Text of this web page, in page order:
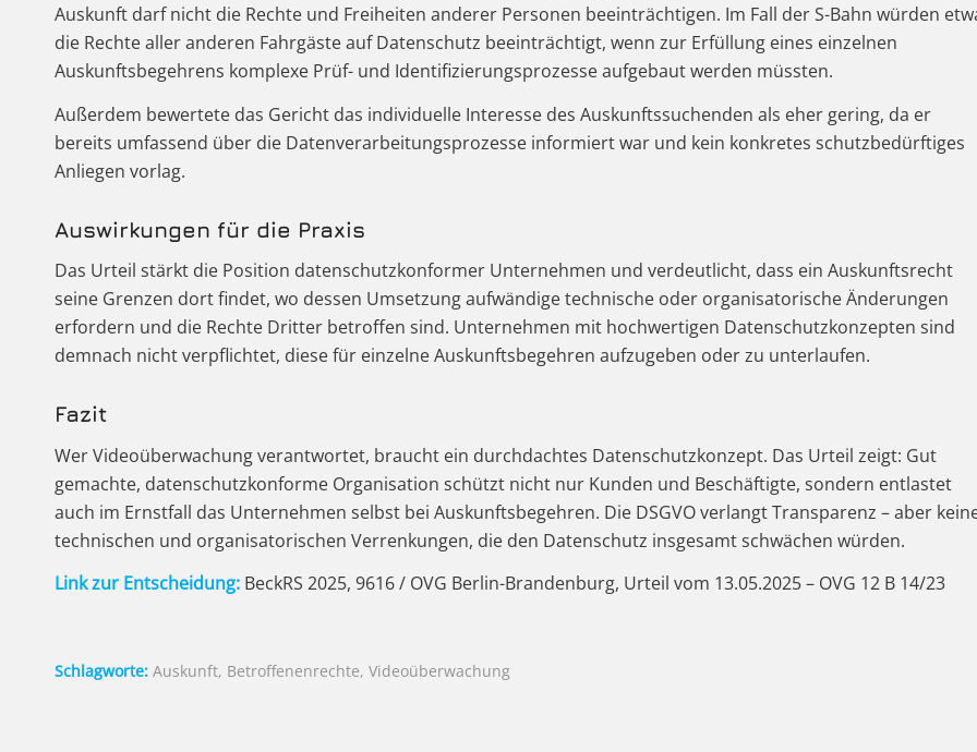
Auskunft darf nicht die Rechte und Freiheiten anderer Personen beeinträchtigen. Im Fall der S-Bahn würden
die Rechte aller anderen Fahrgäste auf Datenschutz beeinträchtigt, wenn zur Erfüllung eines einzelnen
Auskunftsbegehrens komplexe Prüf- und Identifizierungsprozesse aufgebaut werden müssten.
Außerdem bewertete das Gericht das individuelle Interesse des Auskunftssuchenden als eher gering, da er
bereits umfassend über die Datenverarbeitungsprozesse informiert war und kein konkretes schutzbedürftiges
Anliegen vorlag.
Auswirkungen für die Praxis
Das Urteil stärkt die Position datenschutzkonformer Unternehmen und verdeutlicht, dass ein Auskunftsrecht
seine Grenzen dort findet, wo dessen Umsetzung aufwändige technische oder organisatorische Änderungen
erfordern und die Rechte Dritter betroffen sind. Unternehmen mit hochwertigen Datenschutzkonzepten sind
demnach nicht verpflichtet, diese für einzelne Auskunftsbegehren aufzugeben oder zu unterlaufen.
Fazit
Wer Videoüberwachung verantwortet, braucht ein durchdachtes Datenschutzkonzept. Das Urteil zeigt: Gut
gemachte, datenschutzkonforme Organisation schützt nicht nur Kunden und Beschäftigte, sondern entlastet
auch im Ernstfall das Unternehmen selbst bei Auskunftsbegehren. Die DSGVO verlangt Transparenz – aber
technischen und organisatorischen Verrenkungen, die den Datenschutz insgesamt schwächen würden.
Link zur Entscheidung: BeckRS 2025, 9616 / OVG Berlin-Brandenburg, Urteil vom 13.05.2025 – OVG 12 B 14/23
Schlagworte: Auskunft, Betroffenenrechte, Videoüberwachung